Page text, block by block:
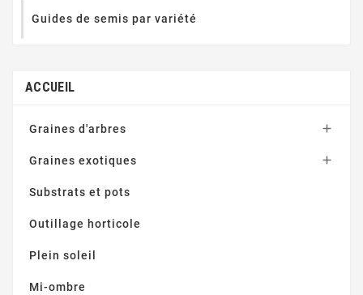
Guides de semis par variété
ACCUEIL
Graines d'arbres 
Graines exotiques 
Substrats et pots
Outillage horticole
Plein soleil
Mi-ombre